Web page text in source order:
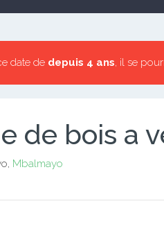
date de depuis 4 ans, il se
de bois a
Mbalmayo